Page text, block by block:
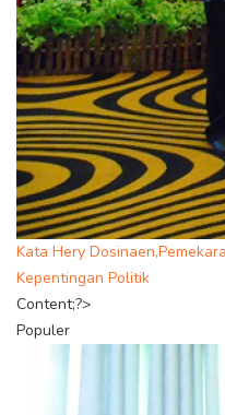
Kata Hery
Kepentingan Politik
Content;?>
Populer